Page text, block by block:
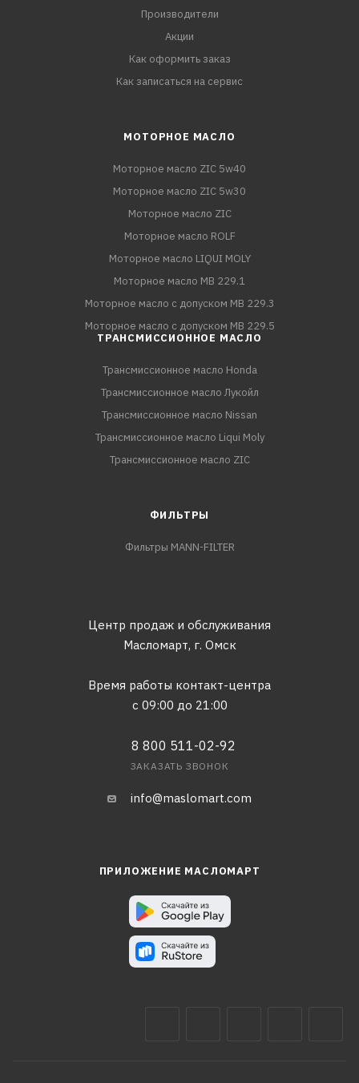
Производители
Акции
Как оформить заказ
Как записаться на сервис
МОТОРНОЕ МАСЛО
Моторное масло ZIC 5w40
Моторное масло ZIC 5w30
Моторное масло ZIC
Моторное масло ROLF
Моторное масло LIQUI MOLY
Моторное масло MB 229.1
Моторное масло с допуском MB 229.3
Моторное масло с допуском MB 229.5
ТРАНСМИССИОННОЕ МАСЛО
Трансмиссионное масло Honda
Трансмиссионное масло Лукойл
Трансмиссионное масло Nissan
Трансмиссионное масло Liqui Moly
Трансмиссионное масло ZIC
ФИЛЬТРЫ
Фильтры MANN-FILTER
Центр продаж и обслуживания
Масломарт, г. Омск
Время работы контакт-центра
с 09:00 до 21:00
8 800 511-02-92
ЗАКАЗАТЬ ЗВОНОК
info@maslomart.com
ПРИЛОЖЕНИЕ МАСЛОМАРТ